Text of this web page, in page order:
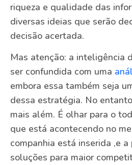
riqueza e qualidade das
diversas ideias que serão
decisão acertada.
Mas atenção: a inteligência
ser confundida com uma
embora essa também seja
dessa estratégia. No
mais além. É olhar para o
que está acontecendo no
companhia está inserida ,e
soluções para maior